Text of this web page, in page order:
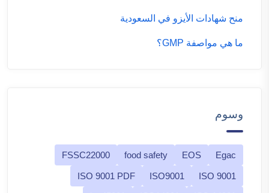
منح شهادات الأيزو في السعودية
ما هي مواصفة GMP؟
وسوم
Egac
EOS
food safety
FSSC22000
ISO 9001
ISO9001
ISO 9001 PDF